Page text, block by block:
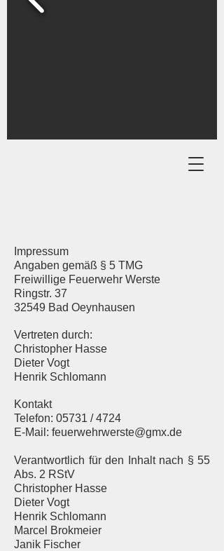
Impressum
Angaben gemäß § 5 TMG
Freiwillige Feuerwehr Werste
Ringstr. 37
32549 Bad Oeynhausen
Vertreten durch:
Christopher Hasse
Dieter Vogt
Henrik Schlomann
Kontakt
Telefon: 05731 / 4724
E-Mail: feuerwehrwerste@gmx.de
Verantwortlich für den Inhalt nach § 55
Abs. 2 RStV
Christopher Hasse
Dieter Vogt
Henrik Schlomann
Marcel Brokmeier
Janik Fischer